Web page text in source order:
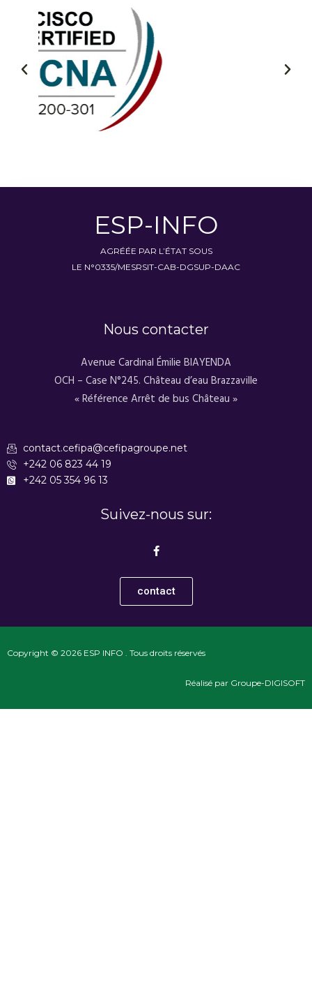
ESP-INFO
AGRÉÉE PAR L’ÉTAT SOUS
LE N°0335/MESRSIT-CAB-DGSUP-DAAC
Nous contacter
Avenue Cardinal Émilie BIAYENDA
OCH – Case N°245. Château d’eau Brazzaville
« Référence Arrêt de bus Château »
contact.cefipa@cefipagroupe.net
+242 06 823 44 19
+242 05 354 96 13
Suivez-nous sur:
F
a
e
b
o
o
-
contact
Copyright © 2026 ESP INFO . Tous droits réservés
Réalisé par Groupe-DIGISOFT